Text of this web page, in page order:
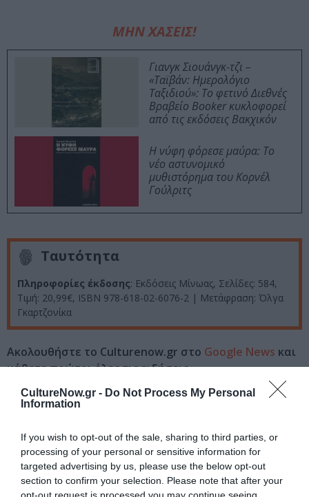
CultureNow.gr - Do Not Process My Personal
Information
If you wish to opt-out of the sale, sharing to third parties, or
processing of your personal or sensitive information for
targeted advertising by us, please use the below opt-out
section to confirm your selection. Please note that after your
ΜΗΝ ΧΑΣΕΙΣ!
Γιανγκ Σιουάνγκ-τζι –
«Ταϊβάν: Ημερολόγιο
Ταξιδιού»: Το φετινό Διεθνές
Βραβείο Booker κυκλοφορεί
από τις εκδόσεις Βακχικόν
Η νύφη φόρεσε μαύρα: Το
νέο αστυνομικό
μυθιστόρημα του Κορνέλ
Γούλριτς
Ταυτότητα
Πληροφορίες έκδοσης: Εκδόσεις Μίνωας, Σελίδες: 584,
Τιμή: 20,99€, ISBN 978-618-02-6076-2 | Μετάφραση: Όλγα
Γκαρτζονίκα
Ακολουθήστε το Culturenow.gr στο Google News και
μάθετε πρώτοι όλες τις ειδήσεις
Δείτε όλα τατελευταία νέαγια την Τέχνη και τον
Νέοι Διαγωνισμοί❯
Tags